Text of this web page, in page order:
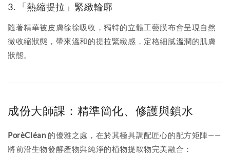
3. 「熱縮提拉」緊緻輪廓
隨著精華被皮膚徐徐吸收，獨特的立體工藝膜布會呈現自然
微收縮狀態，帶來溫和的提拉緊緻感，定格細膩溫潤的肌膚
狀態。
成份大師課：精準簡化、修護與鎖水
PorèCléan 的優雅之處，在於其極具調配匠心的配方矩陣——
將前沿生物發酵產物與純淨的植物提取物完美融合：